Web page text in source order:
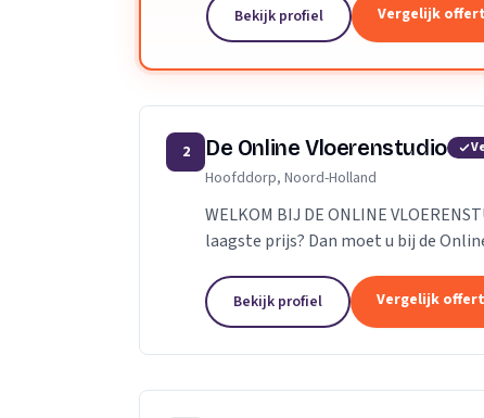
Bekijk profiel Vergelijk
2 De Online Vloerenstudio
Hoofddorp, Noord-Holland
WELKOM BIJ DE ONLINE
laagste prijs? Dan moet u bij de
Bekijk profiel Vergelijk